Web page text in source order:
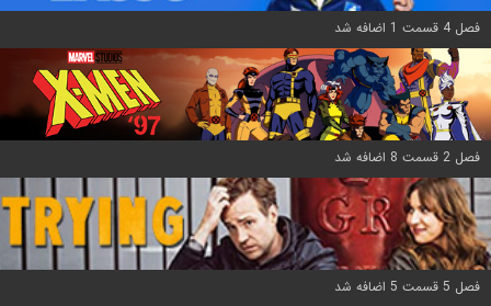
فصل 4 قسمت 1 اضافه شد
فصل 2 قسمت 8 اضافه شد
فصل 5 قسمت 5 اضافه شد